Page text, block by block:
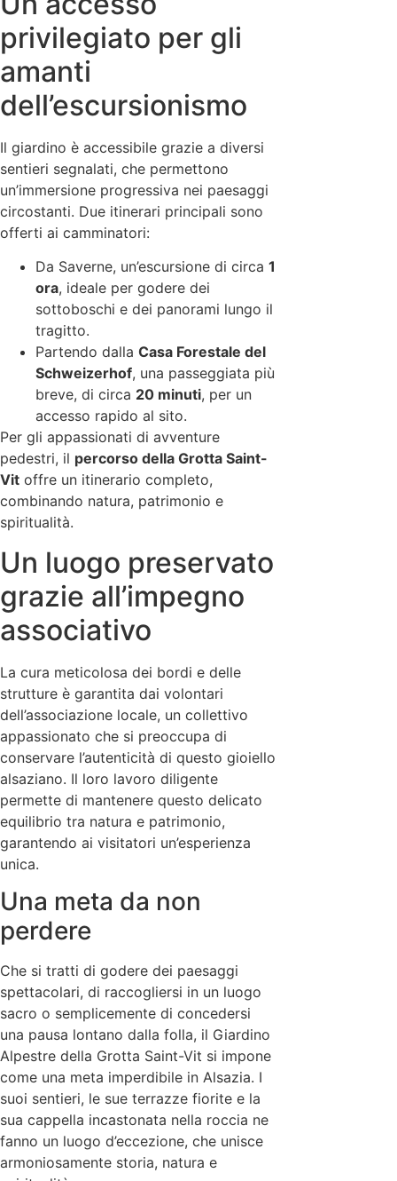
privilegiato per gli
amanti
dell’escursionismo
Il giardino è accessibile grazie a diversi
sentieri segnalati, che permettono
un’immersione progressiva nei paesaggi
circostanti. Due itinerari principali sono
offerti ai camminatori:
Da Saverne, un’escursione di circa 1
ora, ideale per godere dei
sottoboschi e dei panorami lungo il
tragitto.
Partendo dalla Casa Forestale del
Schweizerhof, una passeggiata più
breve, di circa 20 minuti, per un
accesso rapido al sito.
Per gli appassionati di avventure
pedestri, il percorso della Grotta Saint-
Vit offre un itinerario completo,
combinando natura, patrimonio e
spiritualità.
Un luogo preservato
grazie all’impegno
associativo
La cura meticolosa dei bordi e delle
strutture è garantita dai volontari
dell’associazione locale, un collettivo
appassionato che si preoccupa di
conservare l’autenticità di questo gioiello
alsaziano. Il loro lavoro diligente
permette di mantenere questo delicato
equilibrio tra natura e patrimonio,
garantendo ai visitatori un’esperienza
unica.
Una meta da non
perdere
Che si tratti di godere dei paesaggi
spettacolari, di raccogliersi in un luogo
sacro o semplicemente di concedersi
una pausa lontano dalla folla, il Giardino
Alpestre della Grotta Saint-Vit si impone
come una meta imperdibile in Alsazia. I
suoi sentieri, le sue terrazze fiorite e la
sua cappella incastonata nella roccia ne
fanno un luogo d’eccezione, che unisce
armoniosamente storia, natura e